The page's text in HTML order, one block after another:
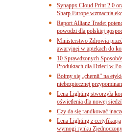
Synappx Cloud Print 2.0
Sharp Europe wzmacnia
Raport Allianz Trade:
powodzi dla polskiej
Ministerstwo Zdrowia
awaryjnej w aptekach do
10 Sprawdzonych
Produktach dla Dzieci w
Boimy się „chemii” na
niebezpiecznej
Lena Lighting stworzyła
oświetlenia dla nowej
Czy da się randkować
Lena Lighting z
wymogi rynku